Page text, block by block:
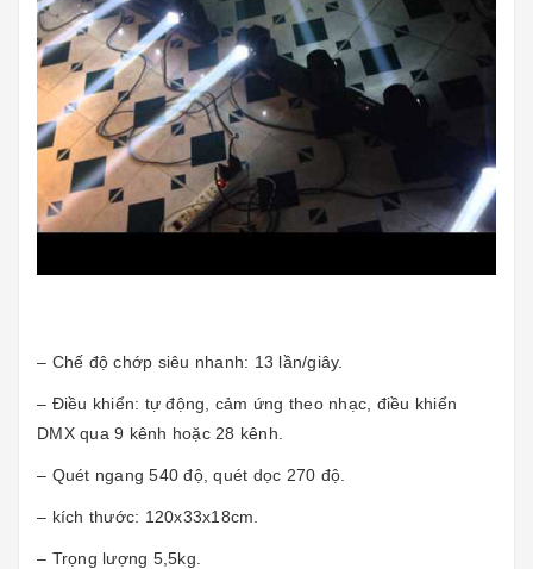
– Chế độ chớp siêu nhanh: 13 lần/giây.
– Điều khiển: tự động, cảm ứng theo nhạc, điều khiển
DMX qua 9 kênh hoặc 28 kênh.
– Quét ngang 540 độ, quét dọc 270 độ.
– kích thước: 120x33x18cm.
– Trọng lượng 5,5kg.